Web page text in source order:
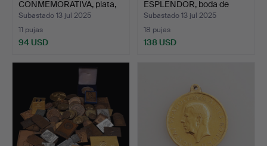
CONMEMORATIVA, plata,
Växjö 650 añ…
Subastado 13 jul 2025
11 pujas
94 USD
ESPLENDOR, boda de
plata de Ósc…
Subastado 13 jul 2025
18 pujas
138 USD